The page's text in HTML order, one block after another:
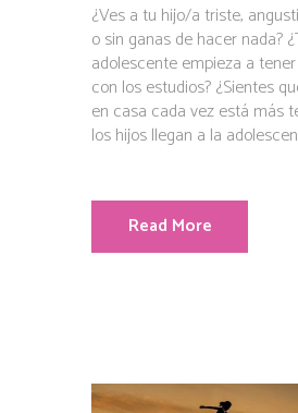
¿Ves a tu hijo/a triste,
o sin ganas de hacer nada?
adolescente empieza a
con los estudios? ¿Sientes
en casa cada vez está más
los hijos llegan a la
Read More